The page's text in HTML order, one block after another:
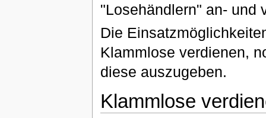
"Losehändlern" an- und
Die
Klammlose verdienen,
diese auszugeben.
Klammlose